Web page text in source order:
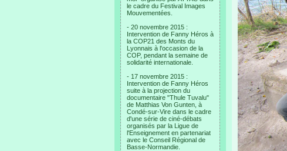
le cadre du Festival Images
Mouvementées.
- 20 novembre 2015 :
Intervention de Fanny Héros à
la COP21 des Monts du
Lyonnais à l'occasion de la
COP, pendant la semaine de
solidarité internationale.
- 17 novembre 2015 :
Intervention de Fanny Héros
suite à la projection du
documentaire "Thule Tuvalu"
de Matthias Von Gunten, à
Condé-sur-Vire dans le cadre
d'une série de ciné-débats
organisés par la Ligue de
l'Enseignement en partenariat
avec le Conseil Régional de
Basse-Normandie.